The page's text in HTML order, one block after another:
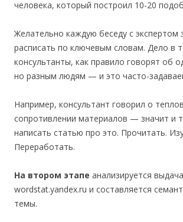
человека, который построил 10-20
Желательно каждую беседу с экспертом
расписать по ключевым словам. Дело в
консультанты, как правило говорят об
но разным людям — и это часто-
Например, консультант говорил о
сопротивлении материалов — значит и
написать статью про это. Прочитать.
Переработать.
На втором этапе анализируется выдача
wordstat.yandex.ru и составляется
темы.